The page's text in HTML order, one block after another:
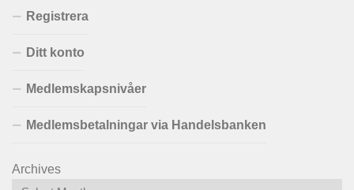
Registrera
Ditt konto
Medlemskapsnivåer
Medlemsbetalningar via Handelsbanken
Archives